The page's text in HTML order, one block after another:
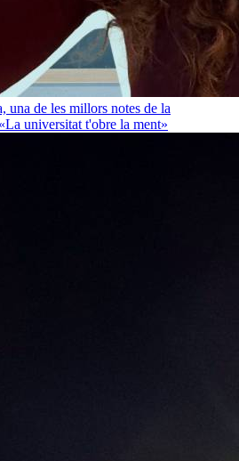
una de les millors notes de la
universitat t'obre la ment»